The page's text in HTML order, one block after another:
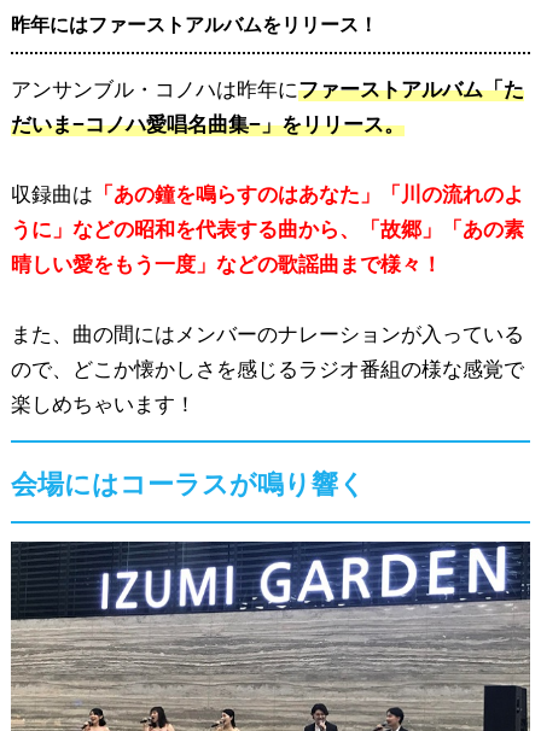
昨年にはファーストアルバムをリリース！
アンサンブル・コノハは昨年にファーストアルバム「た
だいま−コノハ愛唱名曲集−」をリリース。
収録曲は 「あの鐘を鳴らすのはあなた」「川の流れのよ
うに」などの昭和を代表する曲から、「故郷」「あの素
晴しい愛をもう一度」などの歌謡曲まで様々！
また、曲の間にはメンバーのナレーションが入っている
ので、どこか懐かしさを感じるラジオ番組の様な感覚で
楽しめちゃいます！
会場にはコーラスが鳴り響く